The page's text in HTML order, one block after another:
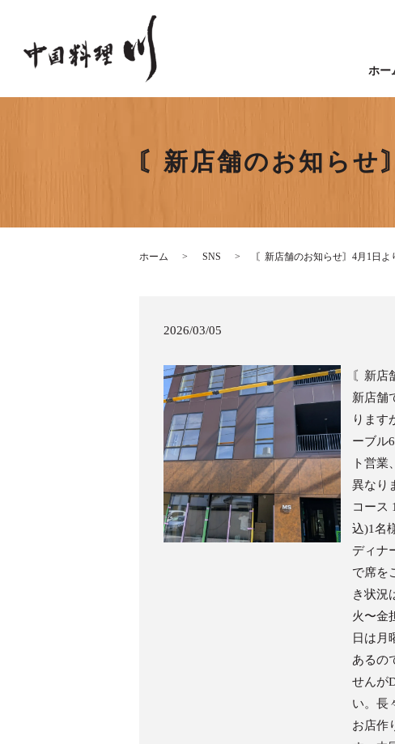
ホー
〘新店舗のお知らせ
ホーム SNS 〘新店舗のお知らせ〙4月1日よ
2026/03/05
〘新店
新店舗
ります
ーブル
ト営業
異なり
コース
込)1名
ディナ
で席を
き状況
火〜金
日は月
あるの
せんが
い。長
お店作